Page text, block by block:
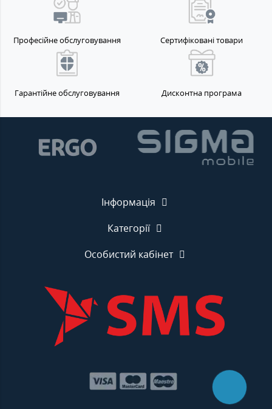
Професійне обслуговування Сертифіковані товари
Гарантійне обслуговування Дисконтна програма
Інформація
Категорії
Особистий кабінет